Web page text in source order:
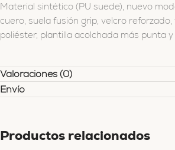
Material sintético (PU suede), nuevo
cuero, suela fusión grip, velcro
poliéster, plantilla acolchada más punta
Valoraciones (0)
Envío
Productos relacionados